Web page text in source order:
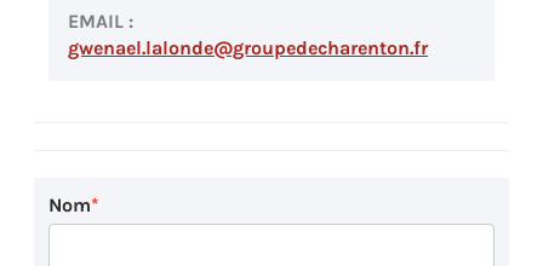
EMAIL :
gwenael.lalonde@groupedecharenton.fr
Nom